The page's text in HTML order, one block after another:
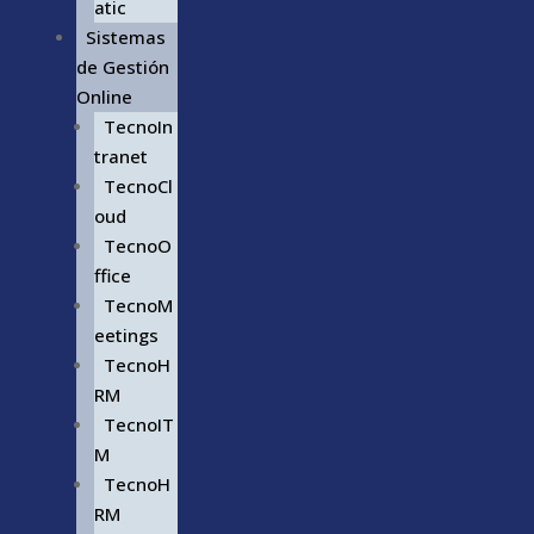
atic
Sistemas
de Gestión
Online
TecnoIn
tranet
TecnoCl
oud
TecnoO
ffice
TecnoM
eetings
TecnoH
RM
TecnoIT
M
TecnoH
RM